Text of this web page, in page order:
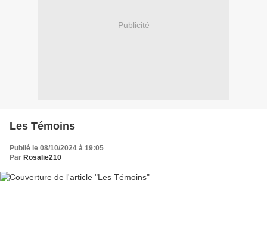
Publicité
Les Témoins
Publié le 08/10/2024 à 19:05
Par Rosalie210